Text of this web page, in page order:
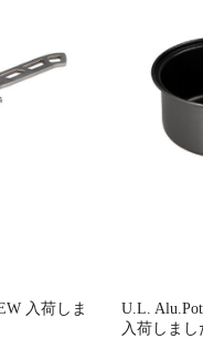
入荷しま
U.L.
入荷しまし